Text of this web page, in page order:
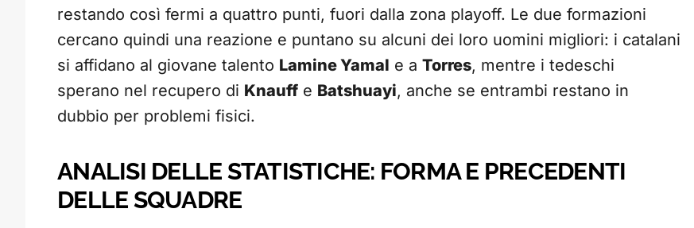
restando così fermi a quattro punti, fuori dalla zona playoff. Le due formazioni
cercano quindi una reazione e puntano su alcuni dei loro uomini migliori: i catalani
si affidano al giovane talento Lamine Yamal e a Torres, mentre i tedeschi
sperano nel recupero di Knauff e Batshuayi, anche se entrambi restano in
dubbio per problemi fisici.
ANALISI DELLE STATISTICHE: FORMA E PRECEDENTI
DELLE SQUADRE